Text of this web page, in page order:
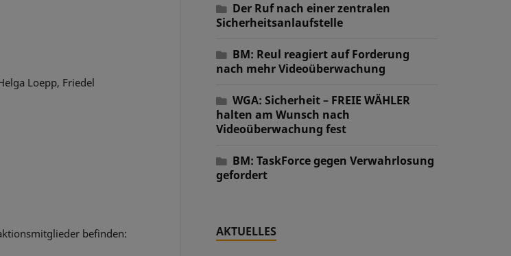
Loepp, Friedel
befinden:
Der Ruf nach einer zentralen
Sicherheitsanlaufstelle
BM: Reul reagiert auf Forderung
nach mehr Videoüberwachung
WGA: Sicherheit – FREIE WÄHLER
halten am Wunsch nach
Videoüberwachung fest
BM: TaskForce gegen Verwahrlosung
gefordert
AKTUELLES